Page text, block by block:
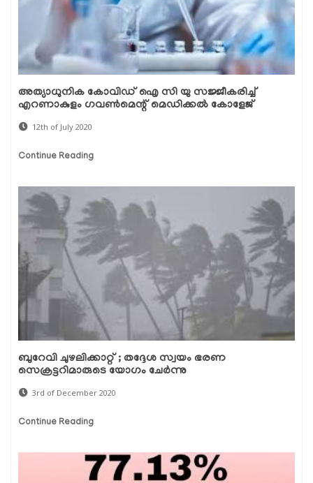
അത്യാധുനിക കോവിഡ് ഐ സി യു സജ്ജീകരിച്ച്
എറണാകുളം ഗവൺമെന്റ് മെഡിക്കൽ കോളേജ്
12th of July 2020
Continue Reading
ബുറേവി ചുഴലിക്കാറ്റ് ; തദ്ദേശ സ്വയം ഭരണ
സെക്രട്ടറിമാരുടെ യോഗം ചേര്‍ന്നു
3rd of December 2020
Continue Reading